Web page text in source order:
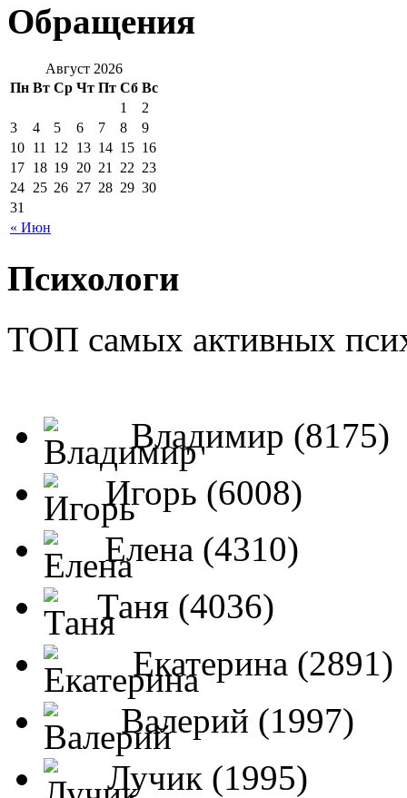
Обращения
Август 2026
Пн Вт Ср Чт Пт Сб Вс
« Июн
1
2
3
4 5 6 7 8
9
10 11 12 13 14 15 16
17 18 19 20 21 22 23
24 25 26 27 28 29 30
31
Психологи
ТОП самых активных
Владимир (8175)
Игорь (6008)
Елена (4310)
Таня (4036)
Екатерина (2891)
Валерий (1997)
Лучик (1995)